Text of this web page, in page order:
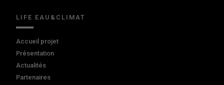
LIFE EAU&CLIMAT
Accueil projet
Présentation
Actualités
Partenaires